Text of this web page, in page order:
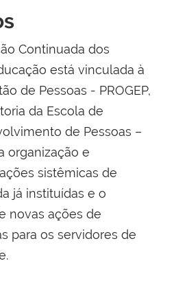
Continuada dos
está vinculada à
de Pessoas - PROGEP,
da Escola de
de Pessoas –
organização e
sistêmicas de
já instituídas e o
novas ações de
para os servidores de